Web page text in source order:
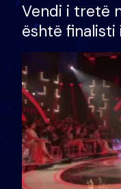
Vendi i tretë
është finalisti